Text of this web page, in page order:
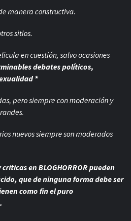
manera constructiva.
sitios.
en cuestión, salvo ocasiones
debates políticos,
*
pero siempre conmoderación y
nuevos siempre son moderados
en BLOGHORROR pueden
que de ninguna forma debe ser
como fin el puro